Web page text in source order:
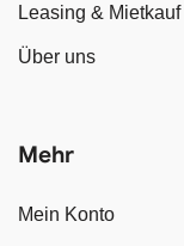
Leasing & Mietkauf
Über uns
Mehr
Mein Konto